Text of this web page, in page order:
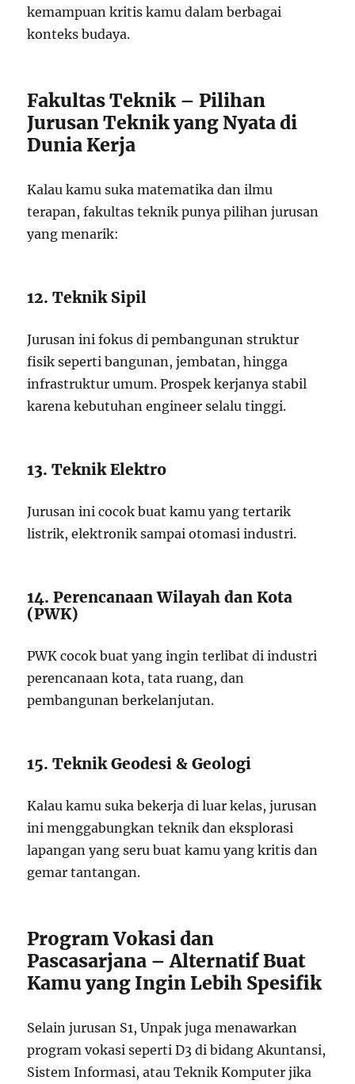
kemampuan kritis kamu dalam berbagai
konteks budaya.
Fakultas Teknik – Pilihan
Jurusan Teknik yang Nyata di
Dunia Kerja
Kalau kamu suka matematika dan ilmu
terapan, fakultas teknik punya pilihan jurusan
yang menarik:
12. Teknik Sipil
Jurusan ini fokus di pembangunan struktur
fisik seperti bangunan, jembatan, hingga
infrastruktur umum. Prospek kerjanya stabil
karena kebutuhan engineer selalu tinggi.
13. Teknik Elektro
Jurusan ini cocok buat kamu yang tertarik
listrik, elektronik sampai otomasi industri.
14. Perencanaan Wilayah dan Kota
(PWK)
PWK cocok buat yang ingin terlibat di industri
perencanaan kota, tata ruang, dan
pembangunan berkelanjutan.
15. Teknik Geodesi & Geologi
Kalau kamu suka bekerja di luar kelas, jurusan
ini menggabungkan teknik dan eksplorasi
lapangan yang seru buat kamu yang kritis dan
gemar tantangan.
Program Vokasi dan
Pascasarjana – Alternatif Buat
Kamu yang Ingin Lebih Spesifik
Selain jurusan S1, Unpak juga menawarkan
program vokasi seperti D3 di bidang Akuntansi,
Sistem Informasi, atau Teknik Komputer jika